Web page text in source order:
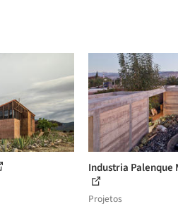
Industria Palenque
Projetos